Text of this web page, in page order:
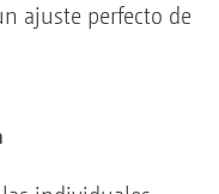
ajuste perfecto de